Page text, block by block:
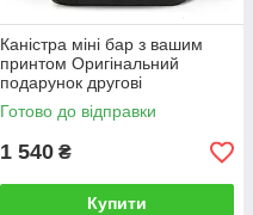
Каністра міні бар з вашим
принтом Оригінальний
подарунок другові
автовласнику автолюбителю
для гаража
Готово до відправки
1 540 ₴
Купити